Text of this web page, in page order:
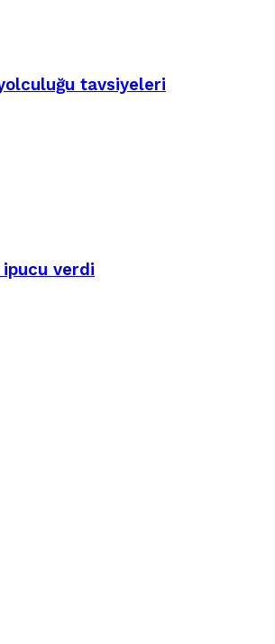
tavsiyeleri
verdi